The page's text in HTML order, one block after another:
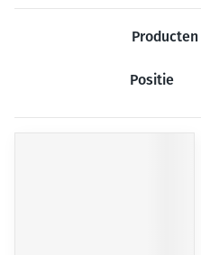
Producten
Sorteer op: